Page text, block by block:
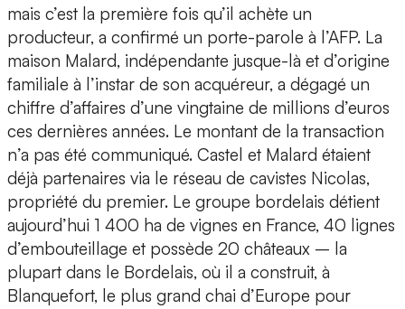
mais c’est la première fois qu’il achète un
producteur, a confirmé un porte-parole à l’AFP. La
maison Malard, indépendante jusque-là et d’origine
familiale à l’instar de son acquéreur, a dégagé un
chiffre d’affaires d’une vingtaine de millions d’euros
ces dernières années. Le montant de la transaction
n’a pas été communiqué. Castel et Malard étaient
déjà partenaires via le réseau de cavistes Nicolas,
propriété du premier. Le groupe bordelais détient
aujourd’hui 1 400 ha de vignes en France, 40 lignes
d’embouteillage et possède 20 châteaux – la
plupart dans le Bordelais, où il a construit, à
Blanquefort, le plus grand chai d’Europe pour